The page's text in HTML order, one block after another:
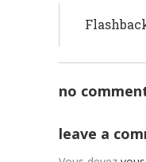
no
leave a